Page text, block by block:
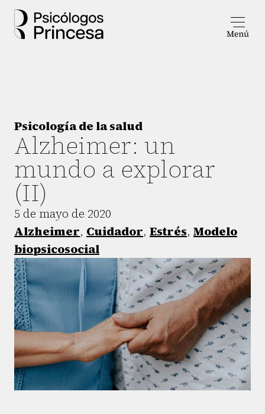
Psicología de la salud
Alzheimer: un
mundo a explorar
(II)
5 de mayo de 2020
Alzheimer, Cuidador, Estrés, Modelo
biopsicosocial